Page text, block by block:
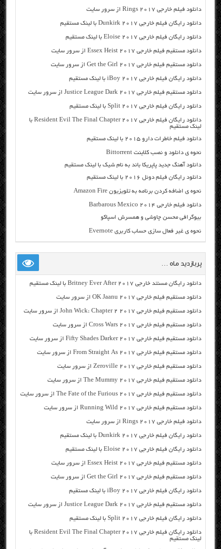
دانلود فیلم خارجی Rings 2017 از سرور سایت
دانلود رایگان فیلم خارجی Dunkirk 2017 با لینک مستقیم
دانلود رایگان فیلم خارجی Eloise 2017 با لینک مستقیم
دانلود مستقیم فیلم خارجی Essex Heist 2017 از سرور سایت
دانلود مستقیم فیلم خارجی Get the Girl 2017 از سرور سایت
دانلود رایگان فیلم خارجی iBoy 2017 با لینک مستقیم
دانلود مستقیم فیلم خارجی Justice League Dark 2017 از سرور سایت
دانلود رایگان فیلم خارجی Split 2017 با لینک مستقیم
دانلود رایگان فیلم خارجی Resident Evil The Final Chapter 2017 با
لینک مستقیم
دانلود فیلم خاطرات دارو ۲۰۱۵ با لینک مستقیم
نحوه ی دانلود و نصب کلاینت Bittorrent
دانلود آهنگ جدید پاپریکا باند به نام شیک با لینک مستقیم
دانلود رایگان فیلم دوئل ۲۰۱۶ با لینک مستقیم
نحوه ی اضافه کردن برنامه به تلویزیون Amazon Fire
دانلود فیلم خارجی Barbarous Mexico 2014
بیوگرافی محسن چاوشی و همسرش اسپاکو
نحوه ی غیر فعال سازی حساب کاربری Evernote
پربازدید ماه …
دانلود رایگان مسنتد خارجی Britney Ever After 2017 با لینک مستقیم
دانلود مستقیم فیلم خارجی OK Jaanu 2017 از سرور سایت
دانلود مستقیم فیلم خارجی John Wick: Chapter 2 2017 از سرور سایت
دانلود مستقیم فیلم خارجی Cross Wars 2017 از سرور سایت
دانلود مستقیم فیلم خارجی Fifty Shades Darker 2017 از سرور سایت
دانلود مستقیم فیلم خارجی From Straight As 2017 از سرور سایت
دانلود مستقیم فیلم خارجی Zeroville 2017 از سرور سایت
دانلود مستقیم فیلم خارجی The Mummy 2017 از سرور سایت
دانلود مستقیم فیلم خارجی The Fate of the Furious 2017 از سرور سایت
دانلود مستقیم فیلم خارجی Running Wild 2017 از سرور سایت
دانلود فیلم خارجی Rings 2017 از سرور سایت
دانلود رایگان فیلم خارجی Dunkirk 2017 با لینک مستقیم
دانلود رایگان فیلم خارجی Eloise 2017 با لینک مستقیم
دانلود مستقیم فیلم خارجی Essex Heist 2017 از سرور سایت
دانلود مستقیم فیلم خارجی Get the Girl 2017 از سرور سایت
دانلود رایگان فیلم خارجی iBoy 2017 با لینک مستقیم
دانلود مستقیم فیلم خارجی Justice League Dark 2017 از سرور سایت
دانلود رایگان فیلم خارجی Split 2017 با لینک مستقیم
دانلود رایگان فیلم خارجی Resident Evil The Final Chapter 2017 با
لینک مستقیم